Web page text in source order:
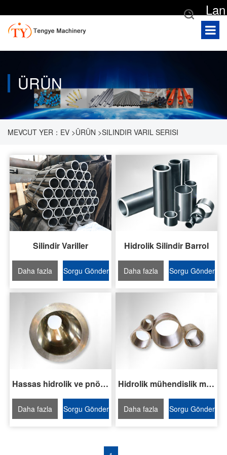
ÜRÜN
MEVCUT YER： EV >ÜRÜN >SILINDIR VARIL SERISI
Silindir Variller
Daha fazla
oku
Sorgu Gönder
Hidrolik Silindir Barrol
Daha fazla
oku
Sorgu Gönder
Hassas hidrolik ve pnömatik silindir variller
Daha fazla
oku
Sorgu Gönder
Hidrolik mühendislik metalurji silindir gövdesi
Daha fazla
oku
Sorgu Gönder
Lan
gua
ge